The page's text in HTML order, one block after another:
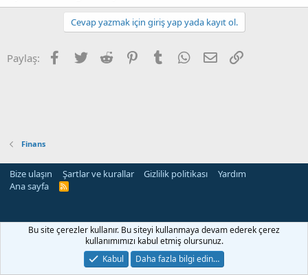
Cevap yazmak için giriş yap yada kayıt ol.
Paylaş: Facebook
Twitter Reddit PinterestTumblr WhatsApp
E-posta
Finans
Bize ulaşın Şartlar ve kurallar Gizlilik politikası
Yardım
Ana sayfa
R
Bu site çerezler kullanır. Bu siteyi kullanmaya devam ederek çerez
kullanımımızı kabul etmiş olursunuz.
Kabul
Daha fazla bilgi edin…